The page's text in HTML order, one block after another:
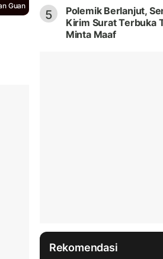
Guan
5
Polemik Berlanjut,
Kirim Surat Terbuka
Minta Maaf
Rekomendasi